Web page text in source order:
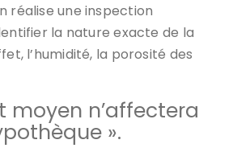
réalise une inspection
la nature exacte de la
l’humidité, la porosité des
moyen n’affectera
».